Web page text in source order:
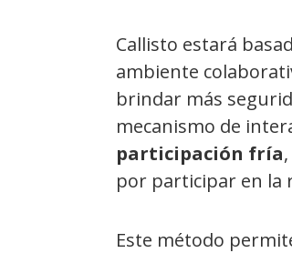
Callisto estará
ambiente
brindar más
mecanismo de
participación fría
por participar en la
Este método